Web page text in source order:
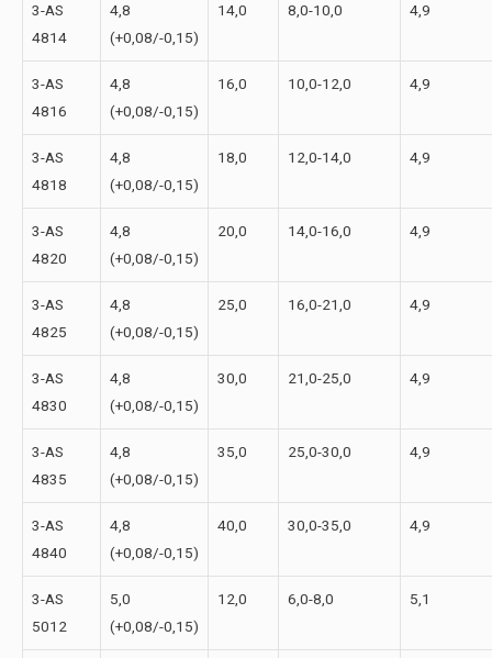
3-АS
4814
4,8
(+0,08/-0,15)
14,0 8,0-10,0 4,9
3-АS
4816
4,8
(+0,08/-0,15)
16,0 10,0-12,0 4,9
3-АS
4818
4,8
(+0,08/-0,15)
18,0 12,0-14,0 4,9
3-АS
4820
4,8
(+0,08/-0,15)
20,0 14,0-16,0 4,9
3-АS
4825
4,8
(+0,08/-0,15)
25,0 16,0-21,0 4,9
3-АS
4830
4,8
(+0,08/-0,15)
30,0 21,0-25,0 4,9
3-АS
4835
4,8
(+0,08/-0,15)
35,0 25,0-30,0 4,9
3-АS
4840
4,8
(+0,08/-0,15)
40,0 30,0-35,0 4,9
3-АS
5012
5,0
(+0,08/-0,15)
12,0 6,0-8,0 5,1